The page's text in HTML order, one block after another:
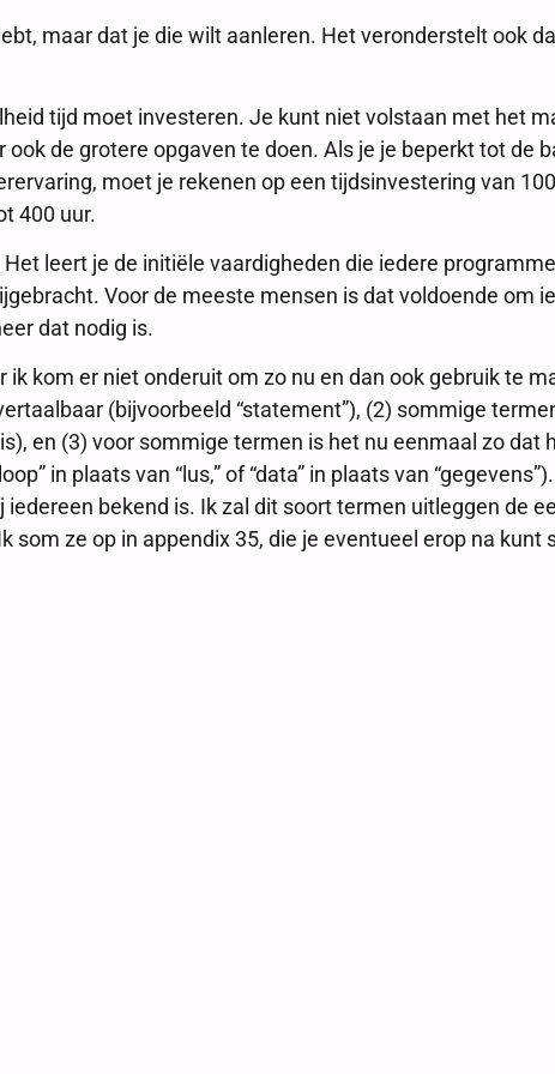
maar dat je die wilt aanleren. Het veronderstelt ook
tijd moet investeren. Je kunt niet volstaan met het
de grotere opgaven te doen. Als je je beperkt tot de
moet je rekenen op een tijdsinvestering van
400 uur.
leert je de initiële vaardigheden die iedere
Voor de meeste mensen is dat voldoende om
dat nodig is.
kom er niet onderuit om zo nu en dan ook gebruik te
(bijvoorbeeld “statement”), (2) sommige
en (3) voor sommige termen is het nu eenmaal zo
in plaats van “lus,” of “data” in plaats van
bekend is. Ik zal dit soort termen uitleggen de
som ze op in appendix 35, die je eventueel erop na